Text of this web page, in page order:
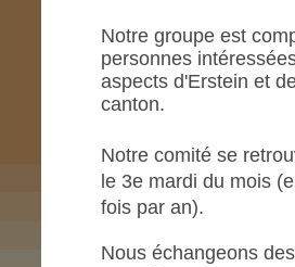
Notre groupe est
personnes
aspects d'Erstein et
canton.
Notre comité se
le 3e mardi du mois
fois par an).
Nous échangeons